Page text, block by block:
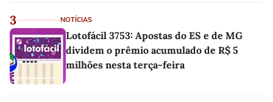
3 NOTÍCIAS
Lotofácil 3753: Apostas do ES e de MG
dividem o prêmio acumulado de R$ 5
milhões nesta terça-feira